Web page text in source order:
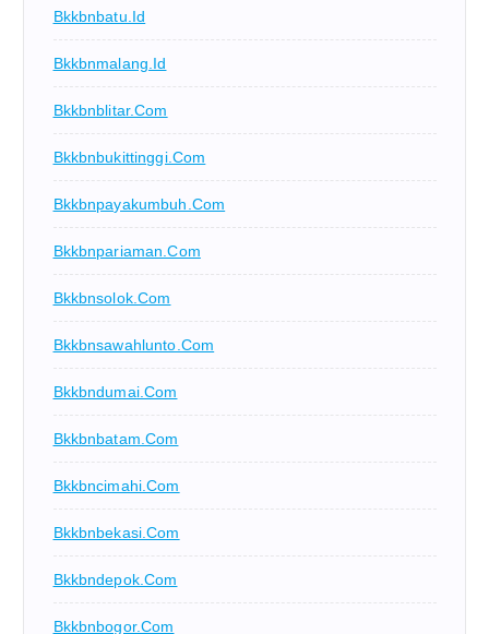
Bkkbnbatu.id
Bkkbnmalang.id
Bkkbnblitar.com
Bkkbnbukittinggi.com
Bkkbnpayakumbuh.com
Bkkbnpariaman.com
Bkkbnsolok.com
Bkkbnsawahlunto.com
Bkkbndumai.com
Bkkbnbatam.com
Bkkbncimahi.com
Bkkbnbekasi.com
Bkkbndepok.com
Bkkbnbogor.com